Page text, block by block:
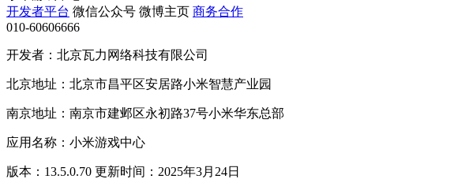
开发者平台 微信公众号 微博主页 商务合作
010-60606666
开发者：北京瓦力网络科技有限公司
北京地址：北京市昌平区安居路小米智慧产业园
南京地址：南京市建邺区永初路37号小米华东总部
应用名称：小米游戏中心
版本：13.5.0.70 更新时间：2025年3月24日